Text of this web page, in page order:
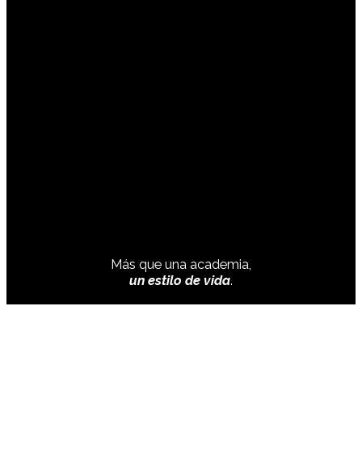
Más que una academia,
un estilo de vida.